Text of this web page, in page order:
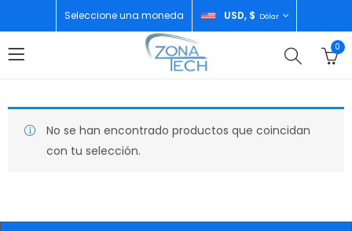
Seleccione una moneda USD, $ Dólar
0
No se han encontrado productos que coincidan
con tu selección.